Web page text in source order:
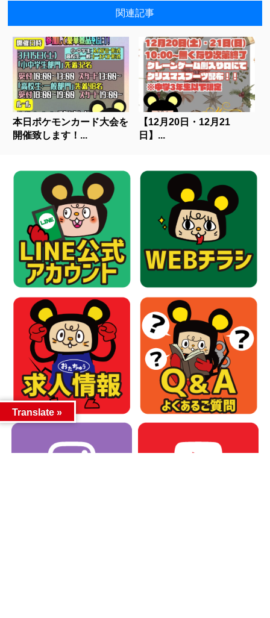
関連記事
本日ポケモンカード大会を
開催致します！...
【12月20日・12月21
日】...
Translate »